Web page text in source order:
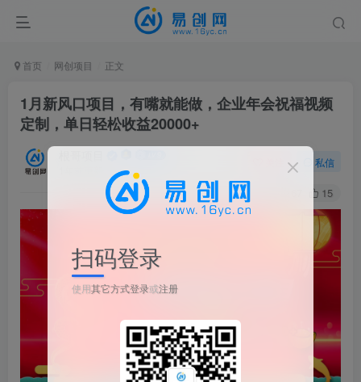
首页 网创项目 正文
1月新风口项目，有嘴就能做，企业年会祝福视频
定制，单日轻松收益20000+
私信
15
扫码登录
使用其它方式登录或注册